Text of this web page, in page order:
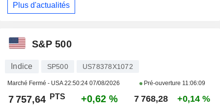
Plus d'actualités
S&P 500
Indice SP500 US78378X1072
Marché Fermé - USA22:50:24 07/08/2026 Pré-ouverture 11:06:09
7 757,64 PTS +0,62 % 7 768,28 +0,14 %